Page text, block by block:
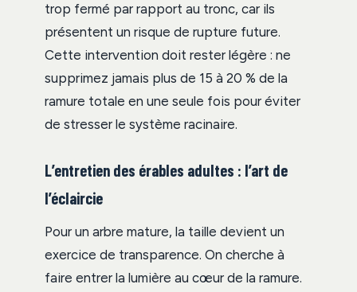
trop fermé par rapport au tronc, car ils
présentent un risque de rupture future.
Cette intervention doit rester légère : ne
supprimez jamais plus de 15 à 20 % de la
ramure totale en une seule fois pour éviter
de stresser le système racinaire.
L’entretien des érables adultes : l’art de
l’éclaircie
Pour un arbre mature, la taille devient un
exercice de transparence. On cherche à
faire entrer la lumière au cœur de la ramure.